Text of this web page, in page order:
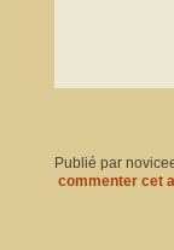
Publié par
commenter cet